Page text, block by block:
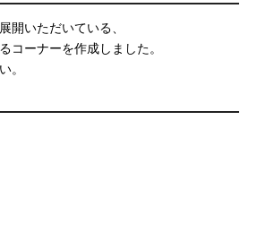
開いただいている、
コーナーを作成しました。
。